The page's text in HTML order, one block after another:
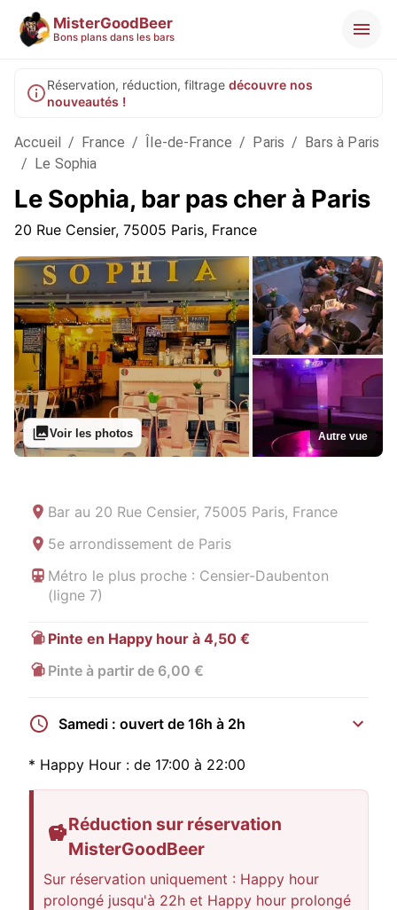
MisterGoodBeer
Bons plans dans les bars
Réservation, réduction, filtrage découvre nos
nouveautés !
Accueil / France / Île-de-France / Paris / Bars à Paris
/ Le Sophia
Le Sophia, bar pas cher à Paris
20 Rue Censier, 75005 Paris, France
Voir les photos Autre vue
Bar au 20 Rue Censier, 75005 Paris, France
5e arrondissement de Paris
Métro le plus proche : Censier-Daubenton
(ligne 7)
Pinte en Happy hour à 4,50 €
Pinte à partir de 6,00 €
Samedi : ouvert de 16h à 2h
* Happy Hour : de 17:00 à 22:00
Réduction sur réservation
MisterGoodBeer
Sur réservation uniquement : Happy hour
prolongé jusqu'à 22h et Happy hour prolongé